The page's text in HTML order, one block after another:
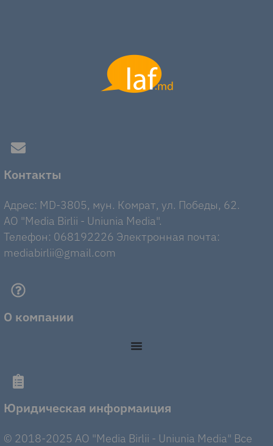
Контакты
Адрес: MD-3805, мун. Комрат, ул. Победы, 62.
AO "Media Birlii - Uniunia Media".
Телефон: 068192226 Электронная почта:
mediabirlii@gmail.com
О компании
Юридическая информаиция
© 2018-2025 AO "Media Birlii - Uniunia Media" Все